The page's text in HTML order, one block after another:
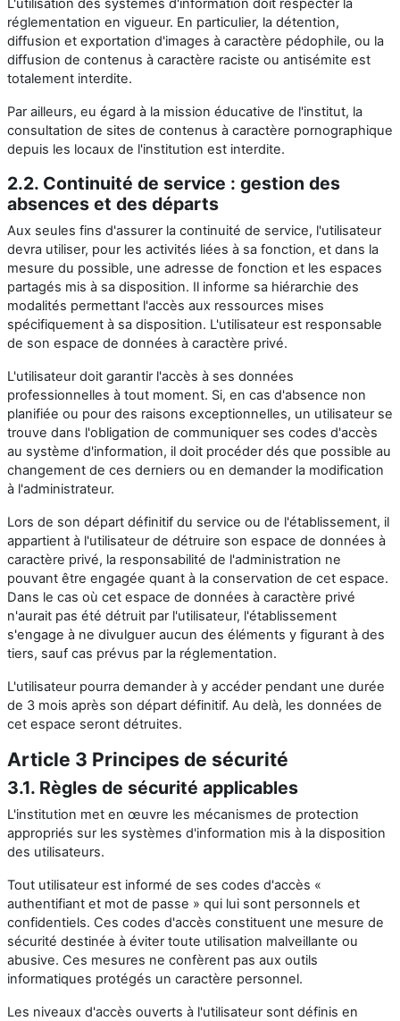
L'utilisation des systèmes d'information doit respecter la
réglementation en vigueur. En particulier, la détention,
diffusion et exportation d'images à caractère pédophile, ou la
diffusion de contenus à caractère raciste ou antisémite est
totalement interdite.
Par ailleurs, eu égard à la mission éducative de l'institut, la
consultation de sites de contenus à caractère pornographique
depuis les locaux de l'institution est interdite.
2.2. Continuité de service : gestion des
absences et des départs
Aux seules fins d'assurer la continuité de service, l'utilisateur
devra utiliser, pour les activités liées à sa fonction, et dans la
mesure du possible, une adresse de fonction et les espaces
partagés mis à sa disposition. Il informe sa hiérarchie des
modalités permettant l'accès aux ressources mises
spécifiquement à sa disposition. L'utilisateur est responsable
de son espace de données à caractère privé.
L'utilisateur doit garantir l'accès à ses données
professionnelles à tout moment. Si, en cas d'absence non
planifiée ou pour des raisons exceptionnelles, un utilisateur se
trouve dans l'obligation de communiquer ses codes d'accès
au système d'information, il doit procéder dés que possible au
changement de ces derniers ou en demander la modification
à l'administrateur.
Lors de son départ définitif du service ou de l'établissement, il
appartient à l'utilisateur de détruire son espace de données à
caractère privé, la responsabilité de l'administration ne
pouvant être engagée quant à la conservation de cet espace.
Dans le cas où cet espace de données à caractère privé
n'aurait pas été détruit par l'utilisateur, l'établissement
s'engage à ne divulguer aucun des éléments y figurant à des
tiers, sauf cas prévus par la réglementation.
L'utilisateur pourra demander à y accéder pendant une durée
de 3 mois après son départ définitif. Au delà, les données de
cet espace seront détruites.
Article 3 Principes de sécurité
3.1. Règles de sécurité applicables
L'institution met en œuvre les mécanismes de protection
appropriés sur les systèmes d'information mis à la disposition
des utilisateurs.
Tout utilisateur est informé de ses codes d'accès «
authentifiant et mot de passe » qui lui sont personnels et
confidentiels. Ces codes d'accès constituent une mesure de
sécurité destinée à éviter toute utilisation malveillante ou
abusive. Ces mesures ne confèrent pas aux outils
informatiques protégés un caractère personnel.
Les niveaux d'accès ouverts à l'utilisateur sont définis en